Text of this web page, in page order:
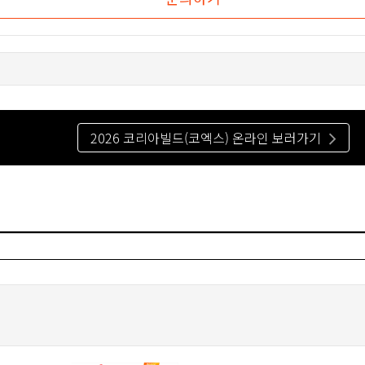
2026 코리아빌드(코엑스) 온라인 보러가기